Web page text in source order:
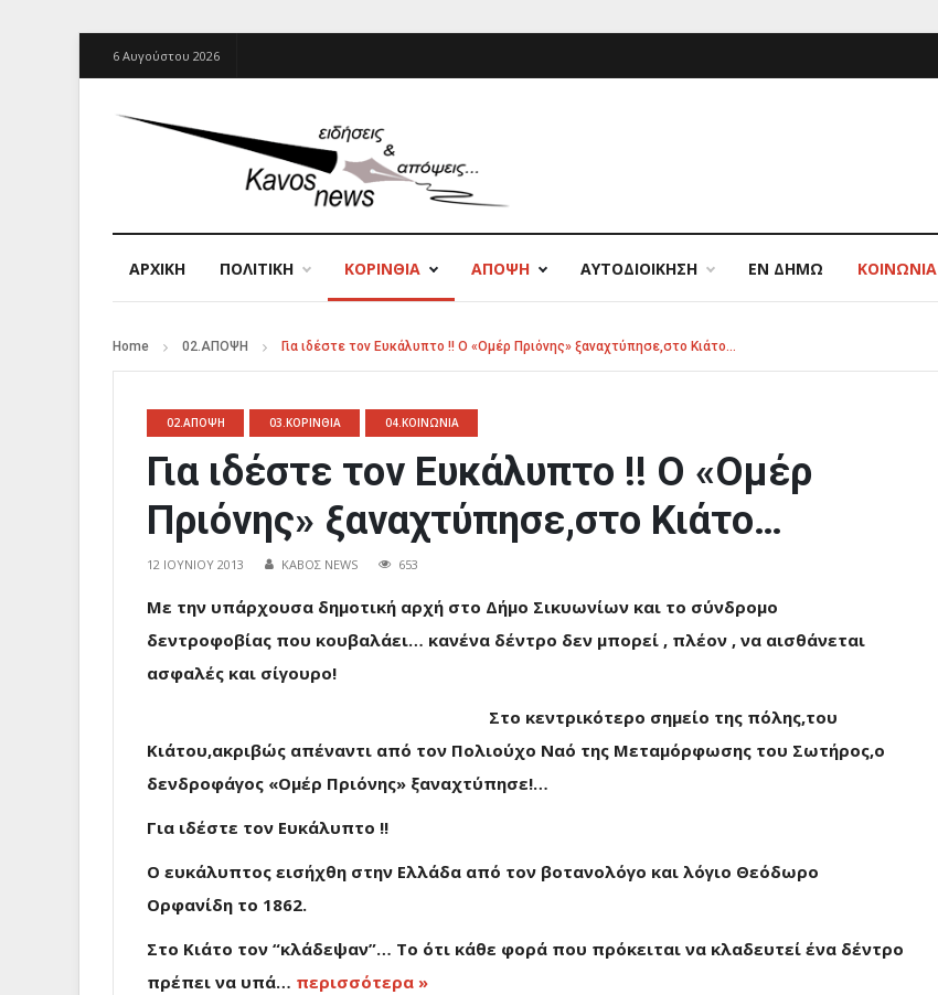
6 Αυγούστου 2026
ΑΡΧΙΚΉ ΠΟΛΙΤΙΚΗ ΚΟΡΙΝΘΙΑ ΑΠΟΨΗ ΑΥΤΟΔΙΟΙΚΗΣΗ ΕΝ ΔΗΜΩ ΚΟΙΝΩΝΙΑ
Home 02.ΑΠΟΨΗ Για ιδέστε τον Ευκάλυπτο !! Ο «Ομέρ Πριόνης» ξαναχτύπησε,στο Κιάτο…
02.ΑΠΟΨΗ 03.ΚΟΡΙΝΘΙΑ 04.ΚΟΙΝΩΝΙΑ
Για ιδέστε τον Ευκάλυπτο !! Ο «Ομέρ
Πριόνης» ξαναχτύπησε,στο Κιάτο…
12 ΙΟΥΝΊΟΥ 2013 ΚΑΒΟΣ NEWS 653
Με την υπάρχουσα δημοτική αρχή στο Δήμο Σικυωνίων και το σύνδρομο
δεντροφοβίας που κουβαλάει… κανένα δέντρο δεν μπορεί , πλέον , να αισθάνεται
ασφαλές και σίγουρο!
Στο κεντρικότερο σημείο της πόλης,του
Κιάτου,ακριβώς απέναντι από τον Πολιούχο Ναό της Μεταμόρφωσης του Σωτήρος,ο
δενδροφάγος «Ομέρ Πριόνης» ξαναχτύπησε!…
Για ιδέστε τον Ευκάλυπτο !!
Ο ευκάλυπτος εισήχθη στην Ελλάδα από τον βοτανολόγο και λόγιο Θεόδωρο
Ορφανίδη το 1862.
Στο Κιάτο τον “κλάδεψαν”… Το ότι κάθε φορά που πρόκειται να κλαδευτεί ένα δέντρο
πρέπει να υπά… περισσότερα »